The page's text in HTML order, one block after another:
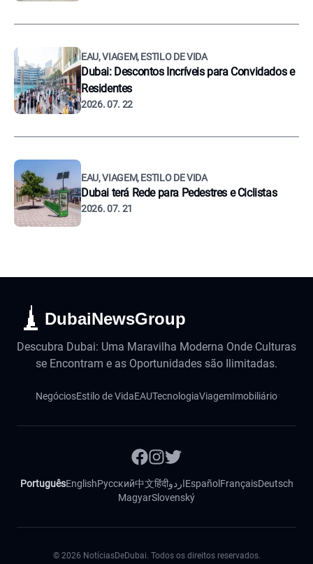
EAU, VIAGEM, ESTILO DE VIDA
Dubai: Descontos Incríveis para Convidados e
Residentes
2026. 07. 22
EAU, VIAGEM, ESTILO DE VIDA
Dubai terá Rede para Pedestres e Ciclistas
2026. 07. 21
DubaiNewsGroup
Descubra Dubai: Uma Maravilha Moderna Onde Culturas
se Encontram e as Oportunidades são Ilimitadas.
NegóciosEstilo de VidaEAUTecnologiaViagemImobiliário
PortuguêsEnglishРусский中文हिंदीاردوEspañol FrançaisDeutsch
MagyarSlovenský
© 2026 NotíciasDeDubai. Todos os direitos reservados.